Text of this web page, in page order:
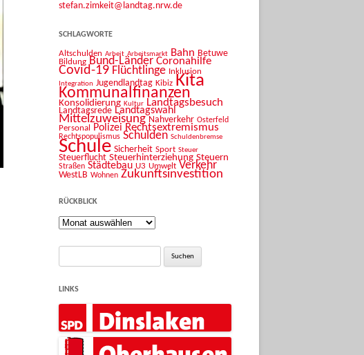
stefan.zimkeit@landtag.nrw.de
SCHLAGWORTE
Altschulden Arbeit Arbeitsmarkt Bahn Betuwe
Bildung Bund-Länder Coronahilfe
Covid-19 Flüchtlinge Inklusion
Integration Jugendlandtag Kibiz Kita
Kommunalfinanzen
Konsolidierung Kultur Landtagsbesuch
Landtagsrede Landtagswahl
Mittelzuweisung Nahverkehr Osterfeld
Personal Polizei Rechtsextremismus
Rechtspopulismus Schulden Schuldenbremse
Schule Sicherheit Sport Steuer
Steuerflucht Steuerhinterziehung Steuern
Straßen Städtebau U3 Umwelt Verkehr
WestLB Wohnen Zukunftsinvestition
RÜCKBLICK
Rückblick
Suche
LINKS